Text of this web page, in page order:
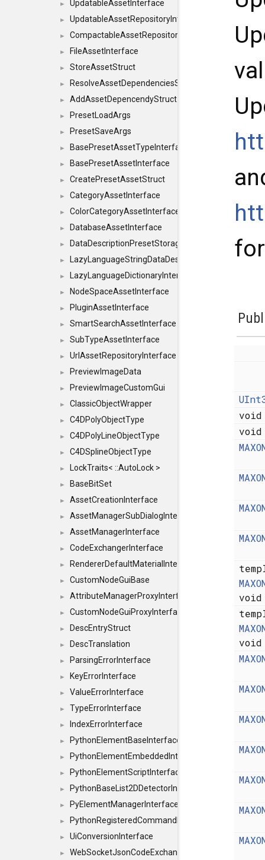
► UpdatableAssetInterface
► UpdatableAssetRepositoryInterface
► CompactableAssetRepositoryInterface
► FileAssetInterface
► StoreAssetStruct
► ResolveAssetDependenciesStruct
► AddAssetDepencendyStruct
► PresetLoadArgs
► PresetSaveArgs
► BasePresetAssetTypeInterface
► BasePresetAssetInterface
► CreatePresetAssetStruct
► CategoryAssetInterface
► ColorCategoryAssetInterface
► DatabaseAssetInterface
► DataDescriptionPresetStorageInterface
►
► LazyLanguageDictionaryInterface
► NodeSpaceAssetInterface
► PluginAssetInterface
► SmartSearchAssetInterface
► SubTypeAssetInterface
► UrlAssetRepositoryInterface
► PreviewImageData
► PreviewImageCustomGui
► ClassicObjectWrapper
► C4DPolyObjectType
► C4DPolyLineObjectType
► C4DSplineObjectType
► LockTraits< ::AutoLock >
► BaseBitSet
► AssetCreationInterface
► AssetManagerSubDialogInterface
► AssetManagerInterface
► CodeExchangerInterface
► RendererDefaultMaterialInterface
► CustomNodeGuiBase
► AttributeManagerProxyInterface
► CustomNodeGuiProxyInterface
► DescEntryStruct
► DescTranslation
► ParsingErrorInterface
► KeyErrorInterface
► ValueErrorInterface
► TypeErrorInterface
► IndexErrorInterface
► PythonElementBaseInterface
► PythonElementEmbeddedInterface
► PythonElementScriptInterface
► PythonBaseList2DDetectorInterface
► PyElementManagerInterface
► PythonRegisteredCommandIdsInterface
► UiConversionInterface
► WebSocketJsonCodeExchangerInterface